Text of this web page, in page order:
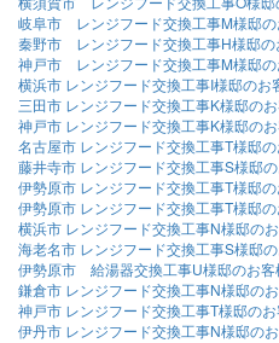
岐阜市 レンジフード交換工事M様邸の
秦野市 レンジフード交換工事H様邸の
神戸市 レンジフード交換工事M様邸の
横浜市 レンジフード交換工事I様邸のお
三田市 レンジフード交換工事K様邸の
神戸市 レンジフード交換工事K様邸の
名古屋市 レンジフード交換工事T様邸
藤井寺市 レンジフード交換工事S様邸
伊勢原市 レンジフード交換工事T様邸
伊勢原市 レンジフード交換工事T様邸
横浜市 レンジフード交換工事N様邸の
海老名市 レンジフード交換工事S様邸
伊勢原市 給湯器交換工事U様邸のお客
鎌倉市 レンジフード交換工事N様邸の
神戸市 レンジフード交換工事T様邸の
伊丹市 レンジフード交換工事N様邸の